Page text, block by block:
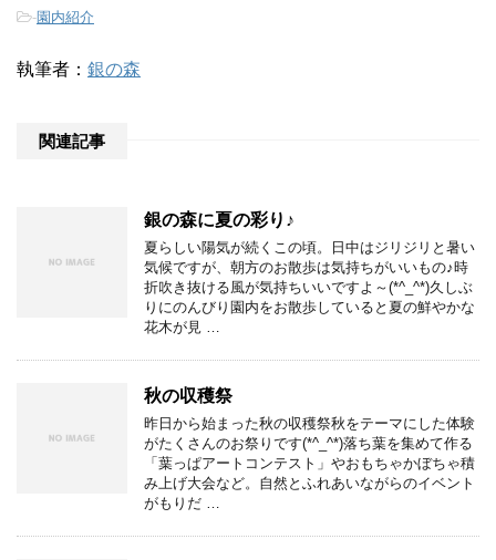
-園内紹介
執筆者： 銀の森
関連記事
銀の森に夏の彩り♪
夏らしい陽気が続くこの頃。日中はジリジリと暑い
気候ですが、朝方のお散歩は気持ちがいいもの♪時
折吹き抜ける風が気持ちいいですよ～(*^_^*)久しぶ
りにのんびり園内をお散歩していると夏の鮮やかな
花木が見 …
秋の収穫祭
昨日から始まった秋の収穫祭秋をテーマにした体験
がたくさんのお祭りです(*^_^*)落ち葉を集めて作る
「葉っぱアートコンテスト」やおもちゃかぼちゃ積
み上げ大会など。自然とふれあいながらのイベント
がもりだ …